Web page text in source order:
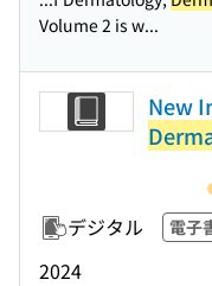
Volume 2 is w...
New
デジタル 電子
2024